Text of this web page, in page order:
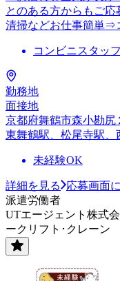
とのある方からもご
清掃などお仕事簡単⇒
コンビニスタッフ
勤務地
面接地
京都府舞鶴市森小勘尻
東舞鶴駅、松尾寺駅、
未経験OK
詳細を見る
応募画面
派遣労働者
UTエージェント株式
ークリフト･クレーン